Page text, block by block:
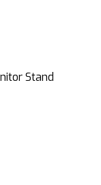
Stand